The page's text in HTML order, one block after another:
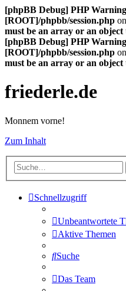
[phpBB Debug] PHP Warning
[ROOT]/phpbb/session.php
must be an array or an
[phpBB Debug] PHP Warning
[ROOT]/phpbb/session.php
must be an array or an
friederle.de
Monnem vorne!
Zum Inhalt
Schnellzugriff
Unbeantwortete
Aktive Themen
Suche
Das Team